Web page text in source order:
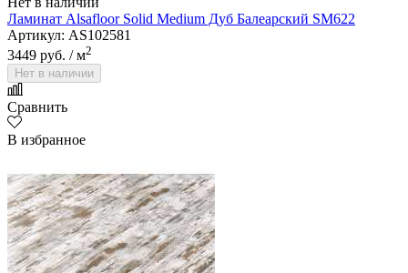
Ламинат Alsafloor Solid Medium Дуб Балеарский SM622
Артикул: AS102581
3449 руб. / м2
Нет в наличии
Сравнить
В избранное